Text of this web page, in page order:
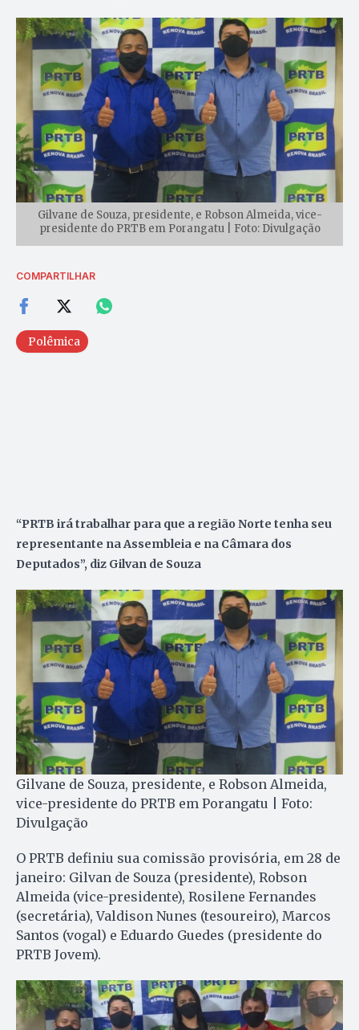
Gilvane de Souza, presidente, e Robson Almeida, vice-
presidente do PRTB em Porangatu | Foto: Divulgação
COMPARTILHAR
Polêmica
“PRTB irá trabalhar para que a região Norte tenha seu
representante na Assembleia e na Câmara dos
Deputados”, diz Gilvan de Souza
Gilvane de Souza, presidente, e Robson Almeida,
vice-presidente do PRTB em Porangatu | Foto:
Divulgação
O PRTB definiu sua comissão provisória, em 28 de
janeiro: Gilvan de Souza (presidente), Robson
Almeida (vice-presidente), Rosilene Fernandes
(secretária), Valdison Nunes (tesoureiro), Marcos
Santos (vogal) e Eduardo Guedes (presidente do
PRTB Jovem).